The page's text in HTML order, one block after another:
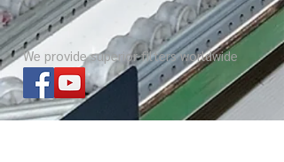
We provide superior filters worldwide